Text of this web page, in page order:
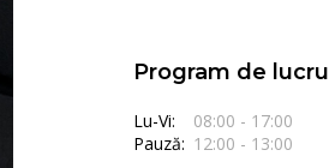
Program de lucru
Lu-Vi:
08:00 - 17:00
Pauză: 12:00 - 13:00